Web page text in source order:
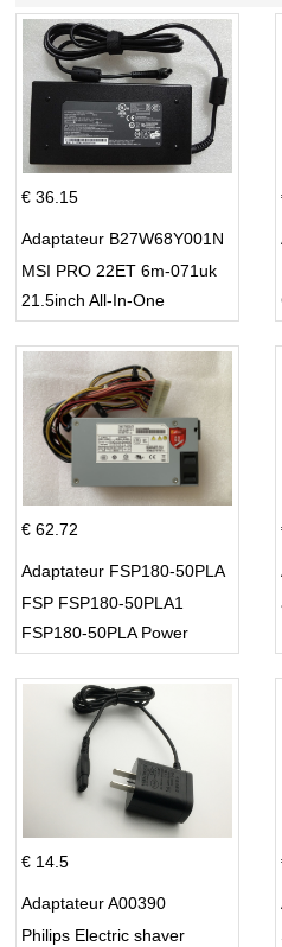
€ 36.15
Adaptateur B27W68Y001N
MSI PRO 22ET 6m-071uk
21.5inch All-In-One
€ 62.72
Adaptateur FSP180-50PLA
FSP FSP180-50PLA1
FSP180-50PLA Power
€ 14.5
Adaptateur A00390
Philips Electric shaver